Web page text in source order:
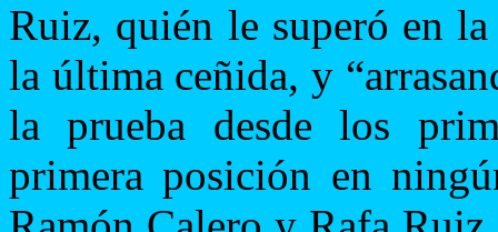
Ruiz, quién le superó en
la última ceñida, y
la prueba desde los
primera posición en